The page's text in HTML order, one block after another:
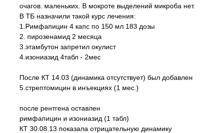
очагов. маленьких. В мокроте выделений микроба нет.
В ТБ назначили такой курс лечения:
1.Римфапицин 4 капс по 150 мл 183 дозы
2. пирозенамид 2 месяца
3.этамбутон запретил окулист
4.изониазид 4табл - 2мес
После КТ 14.03 (динамика отсутствует) был добавлен
5.стрептомицин в инъекциях (1 мес.)
после рентгена оставлен
римфапицин и изониазид (1 табл)
КТ 30.08.13 показала отрицательную динамику